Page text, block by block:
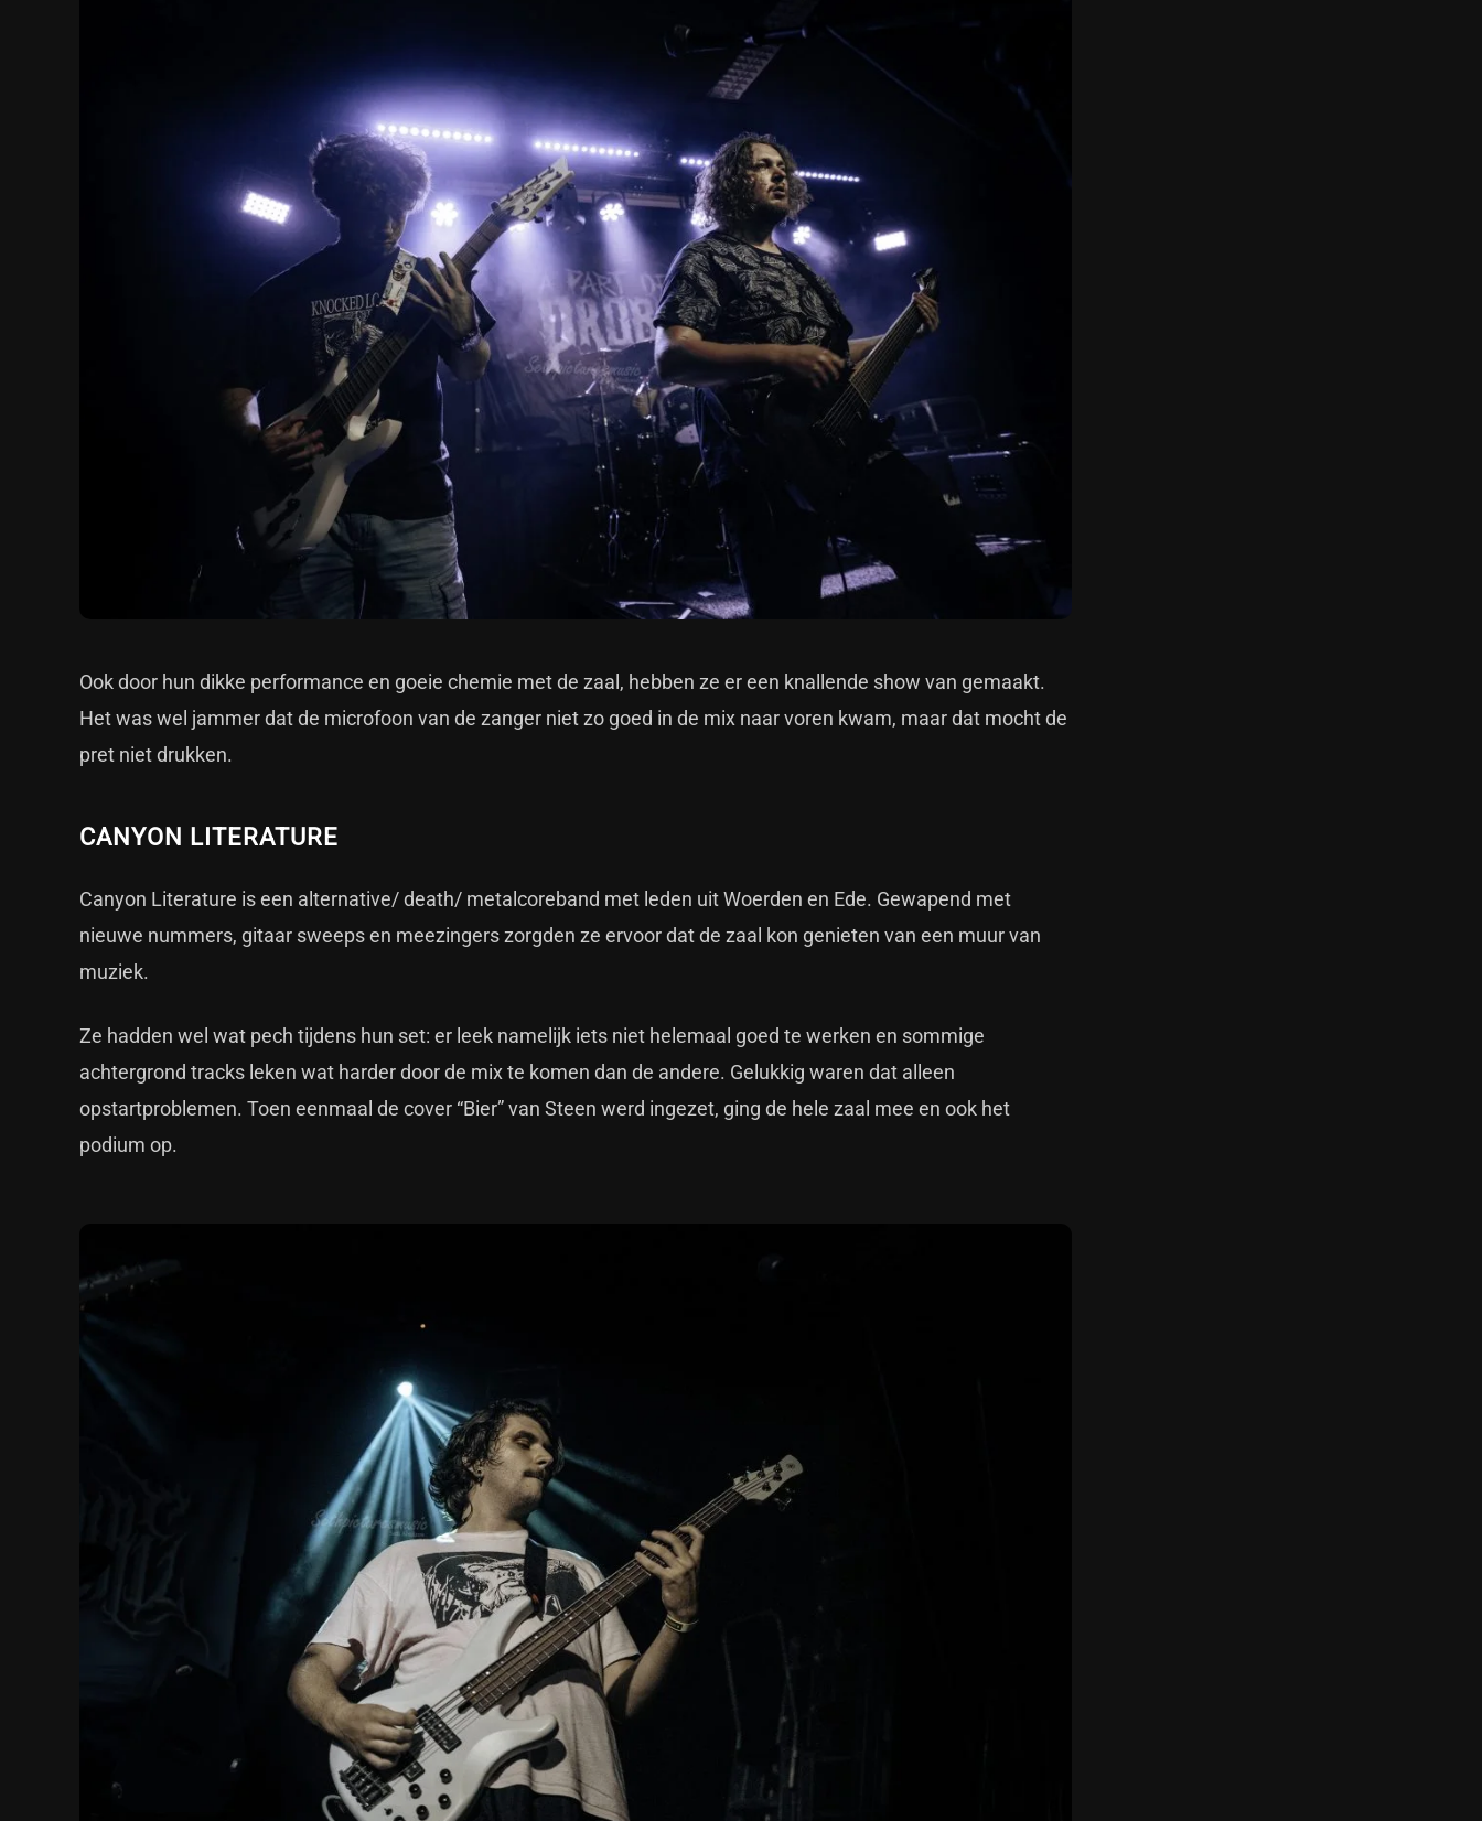
Ook door hun dikke performance en goeie chemie met de zaal, hebben ze er een knallende show van gemaakt.
Het was wel jammer dat de microfoon van de zanger niet zo goed in de mix naar voren kwam, maar dat mocht de
pret niet drukken.
CANYON LITERATURE
Canyon Literature is een alternative/ death/ metalcoreband met leden uit Woerden en Ede. Gewapend met
nieuwe nummers, gitaar sweeps en meezingers zorgden ze ervoor dat de zaal kon genieten van een muur van
muziek.
Ze hadden wel wat pech tijdens hun set: er leek namelijk iets niet helemaal goed te werken en sommige
achtergrond tracks leken wat harder door de mix te komen dan de andere. Gelukkig waren dat alleen
opstartproblemen. Toen eenmaal de cover “Bier” van Steen werd ingezet, ging de hele zaal mee en ook het
podium op.